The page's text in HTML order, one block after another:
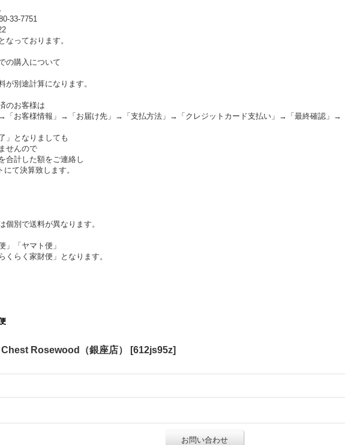
33-7751
なっております。
の購入について
が別途計算になります。
のお客様は
→「お客様情報」→「お届け先」→「支払方法」→「クレジットカード支払い」→「最終確認」→
」となりましても
せんので
合計した額をご連絡し
て決算致します。
個別で送料が異なります。
」「ヤマト便」
くらく家財便」となります。
Rosewood（銀座店） [612js95z]
お問い合わせ